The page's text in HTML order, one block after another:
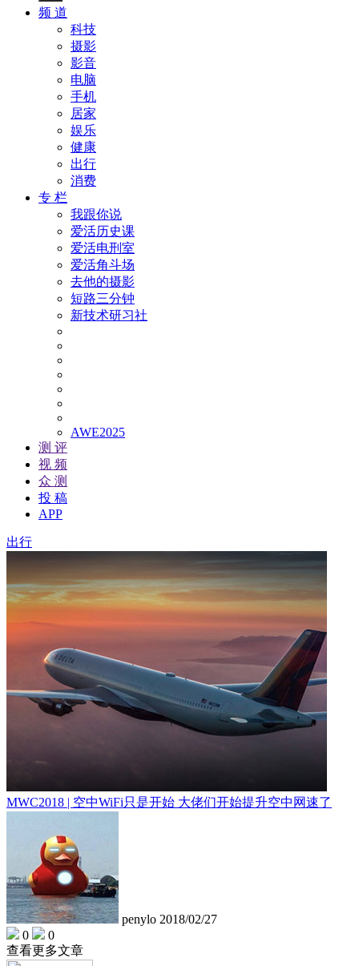
频 道
科技
摄影
影音
电脑
手机
居家
娱乐
健康
出行
消费
专 栏
我跟你说
爱活历史课
爱活电刑室
爱活角斗场
去他的摄影
短路三分钟
新技术研习社
AWE2025
测 评
视 频
众 测
投 稿
APP
出行
MWC2018 | 空中WiFi只是开始 大佬们开始提升空中网速了
penylo 2018/02/27
0
0
查看更多文章